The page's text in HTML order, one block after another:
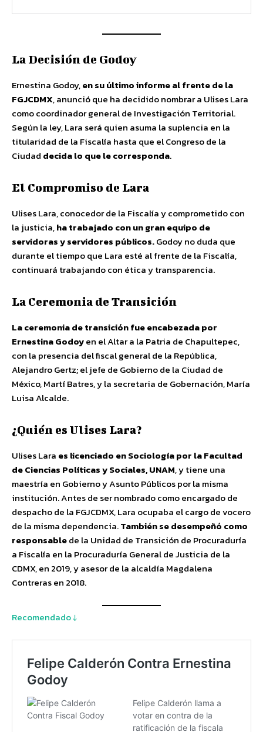
La Decisión de Godoy
Ernestina Godoy,en su último informe al frente de la
FGJCDMX, anunció que ha decidido nombrar a Ulises Lara
como coordinador general de Investigación Territorial.
Según la ley, Lara será quien asuma la suplencia en la
titularidad de la Fiscalía hasta que el Congreso de la
Ciudad decida lo que le corresponda.
El Compromiso de Lara
Ulises Lara, conocedor de la Fiscalía y comprometido con
la justicia,ha trabajado con un gran equipo de
servidoras y servidores públicos.Godoy no duda que
durante el tiempo que Lara esté al frente de la Fiscalía,
continuará trabajando con ética y transparencia.
La Ceremonia de Transición
La ceremonia de transición fue encabezada por
Ernestina Godoyen el Altar a la Patria de Chapultepec,
con la presencia del fiscal general de la República,
Alejandro Gertz; el jefe de Gobierno de la Ciudad de
México, Martí Batres, y la secretaria de Gobernación, María
Luisa Alcalde.
¿Quién es Ulises Lara?
Ulises Lara es licenciado en Sociología por la Facultad
de Ciencias Políticas y Sociales, UNAM, y tiene una
maestría en Gobierno y Asunto Públicos por la misma
institución. Antes de ser nombrado como encargado de
despacho de la FGJCDMX, Lara ocupaba el cargo de vocero
de la misma dependencia.También se desempeñó como
responsablede la Unidad de Transición de Procuraduría
a Fiscalía en la Procuraduría General de Justicia de la
CDMX, en 2019, y asesor de la alcaldía Magdalena
Contreras en 2018.
Recomendado ↓